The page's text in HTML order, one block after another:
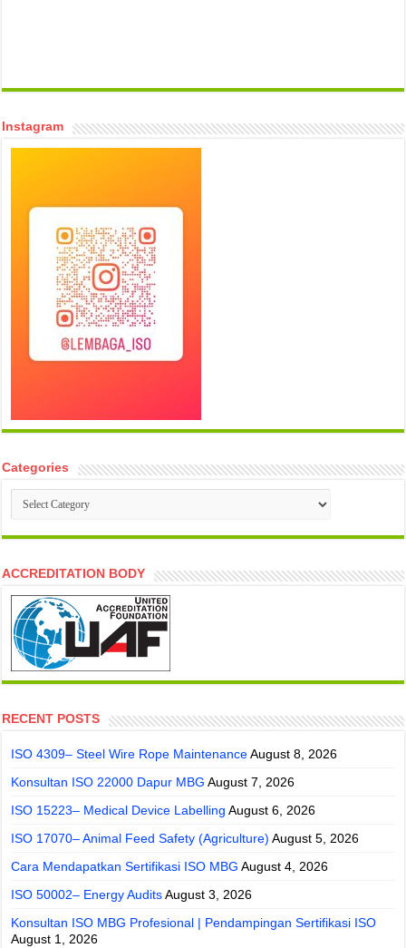
temp mail
Instagram
Categories
Categories
ACCREDITATION BODY
RECENT POSTS
ISO 4309– Steel Wire Rope Maintenance August 8, 2026
Konsultan ISO 22000 Dapur MBG August 7, 2026
ISO 15223– Medical Device Labelling August 6, 2026
ISO 17070– Animal Feed Safety (Agriculture) August 5, 2026
Cara Mendapatkan Sertifikasi ISO MBG August 4, 2026
ISO 50002– Energy Audits August 3, 2026
Konsultan ISO MBG Profesional | Pendampingan Sertifikasi ISO
August 1, 2026